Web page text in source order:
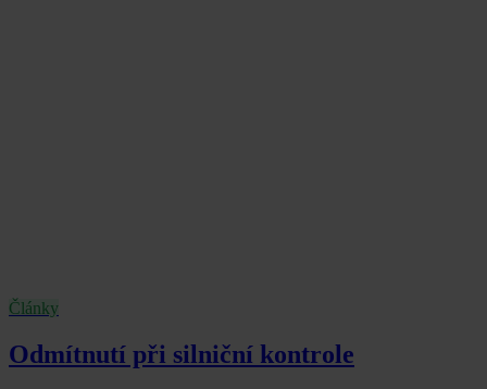
Články
Odmítnutí při silniční kontrole